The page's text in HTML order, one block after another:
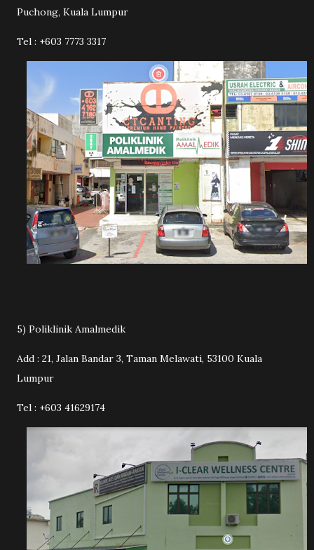
Puchong, Kuala Lumpur
Tel : +603 7773 3317
5) Poliklinik Amalmedik
Add : 21, Jalan Bandar 3, Taman Melawati, 53100 Kuala
Lumpur
Tel : +603 41629174